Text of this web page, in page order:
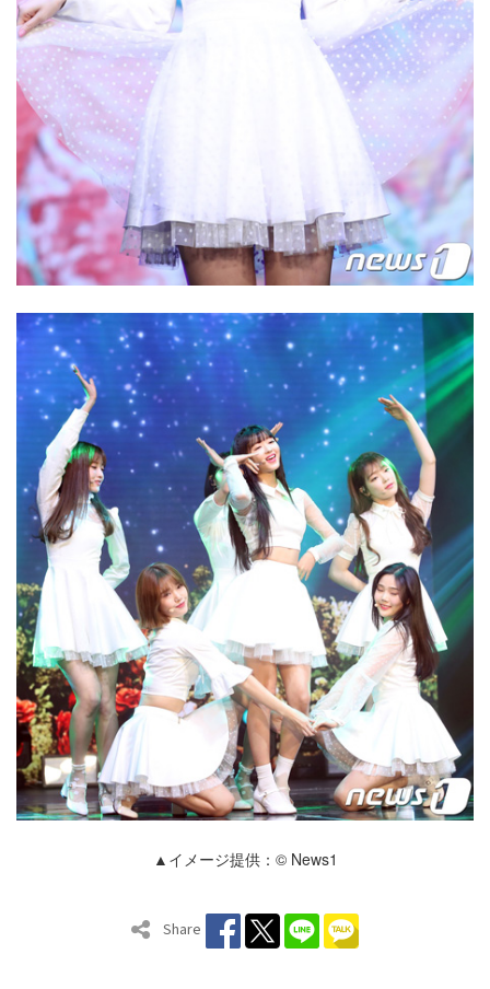
▲イメージ提供：© News1
Share